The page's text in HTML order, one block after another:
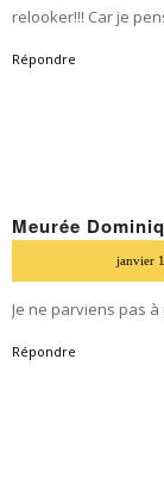
relooker!!! Car je
Répondre
Meurée
janvier
Je ne parviens pas
Répondre